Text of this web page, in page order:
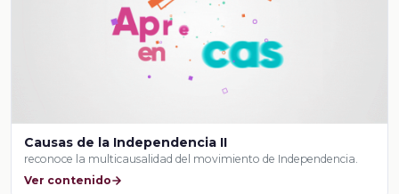
Causas de la Independencia II
reconoce la multicausalidad del movimiento de Independencia.
Ver contenido